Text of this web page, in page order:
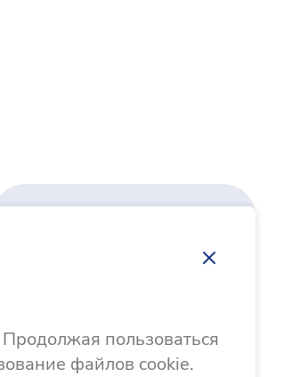
Памятка по порядку работы с обращениями
пользоваться
файлов cookie.